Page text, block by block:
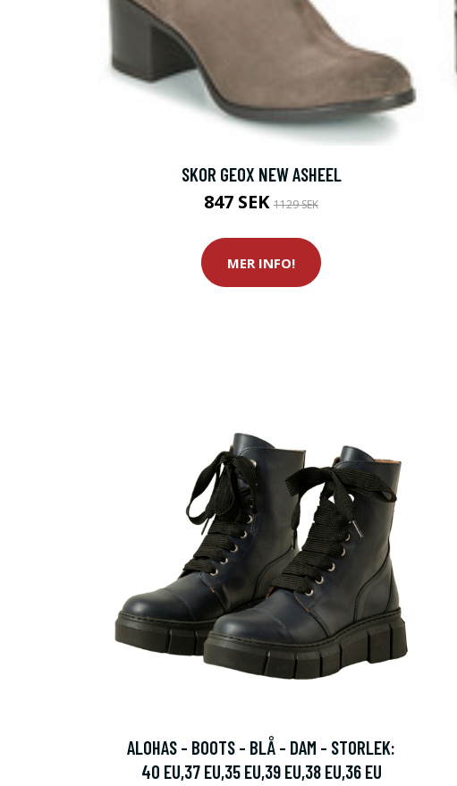
SKOR GEOX NEW ASHEEL
847 SEK 1129 SEK
MER INFO!
ALOHAS - BOOTS - BLÅ - DAM - STORLEK:
40 EU,37 EU,35 EU,39 EU,38 EU,36 EU